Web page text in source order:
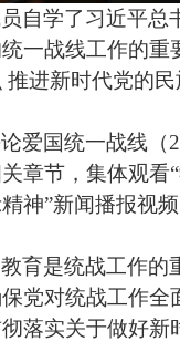
自学了习近平
一战线工作的
进新时代党的民
爱国统一战线（
章节，集体观
神”新闻播报视
育是统战工作
党对统战工作
落实关于做好